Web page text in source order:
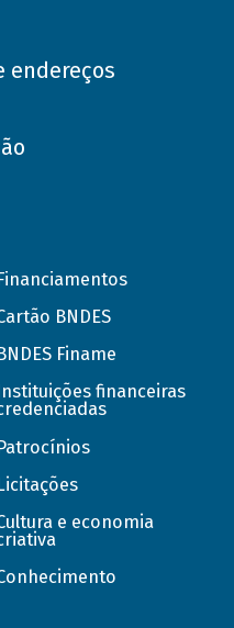
endereços
BNDES
BNDES Finame
Instituições financeiras
e economia